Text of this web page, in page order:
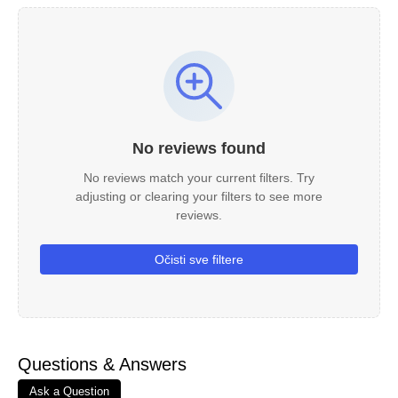
No reviews found
No reviews match your current filters. Try
adjusting or clearing your filters to see more
reviews.
Očisti sve filtere
Questions & Answers
Ask a Question